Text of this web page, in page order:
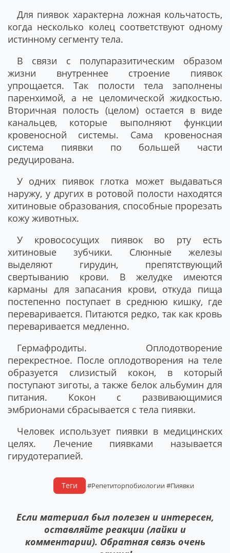
Для пиявок характерна ложная кольчатость,
когда несколько колец соответствуют одному
истинному сегменту тела.
В связи с полупаразитическим образом
жизни внутреннее строение пиявок
упрощается. Так полости тела заполнены
паренхимой, а не целомической жидкостью.
Вторичная полость (целом) остается в виде
канальцев, которые выполняют функции
кровеносной системы. Сама кровеносная
система пиявки по большей части
редуцирована.
У одних пиявок глотка может выдаваться
наружу, у других в ротовой полости находятся
хитиновые образования, способные прорезать
кожу животных.
У кровососущих пиявок во рту есть
хитиновые зубчики. Слюнные железы
выделяют гирудин, препятствующий
свертыванию крови. В желудке имеются
карманы для запасания крови, откуда пища
постепенно поступает в среднюю кишку, где
переваривается. Питаются редко, так как кровь
переваривается медленно.
Гермафродиты. Оплодотворение
перекрестное. После оплодотворения на теле
образуется слизистый кокон, в который
поступают зиготы, а также белок альбумин для
питания. Кокон с развивающимися
эмбрионами сбрасывается с тела пиявки.
Человек использует пиявки в медицинских
целях. Лечение пиявками называется
гирудотерапией.
Теги #Репетиторпобиологии#Пиявки
Если материал был полезен и интересен,
оставляйте реакции (лайки и
комментарии). Обратная связь очень